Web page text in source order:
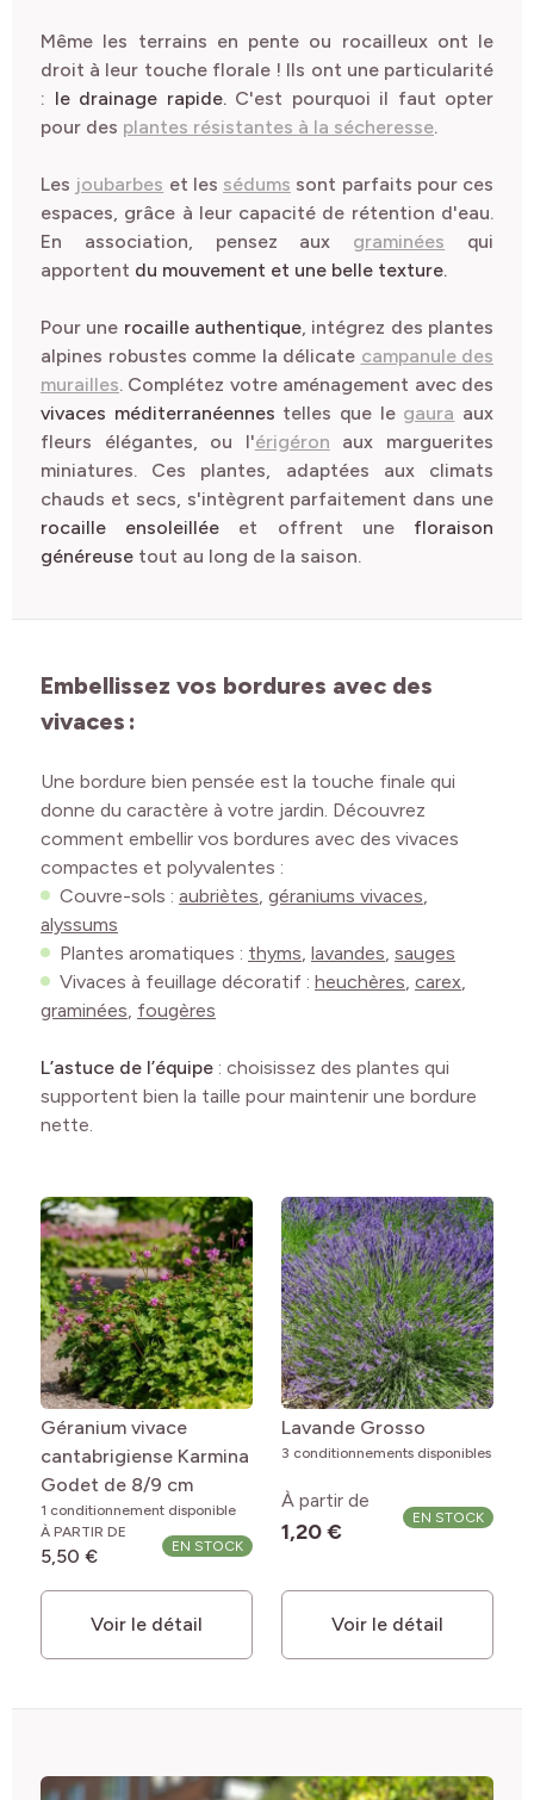
Même les terrains en pente ou rocailleux ont le
droit à leur touche florale ! Ils ont une particularité
: le drainage rapide.C'est pourquoi il faut opter
pour des plantes résistantes à la sécheresse.
Les joubarbes et les sédums sont parfaits pour ces
espaces, grâce à leur capacité de rétention d'eau.
En association, pensez aux graminées qui
apportent du mouvement et une belle texture.
Pour une rocaille authentique, intégrez des plantes
alpines robustes comme la délicate campanule des
murailles. Complétez votre aménagement avec des
vivaces méditerranéennes telles que le gaura aux
fleurs élégantes, ou l'érigéron aux marguerites
miniatures. Ces plantes, adaptées aux climats
chauds et secs, s'intègrent parfaitement dans une
rocaille ensoleillée et offrent une floraison
généreuse tout au long de la saison.
Embellissez vos bordures avec des
vivaces :
Une bordure bien pensée est la touche finale qui
donne du caractère à votre jardin. Découvrez
comment embellir vos bordures avec des vivaces
compactes et polyvalentes :
Couvre-sols : aubriètes, géraniums vivaces,
alyssums
Plantes aromatiques : thyms, lavandes, sauges
Vivaces à feuillage décoratif : heuchères, carex,
graminées, fougères
L’astuce de l’équipe : choisissez des plantes qui
supportent bien la taille pour maintenir une bordure
nette.
Géranium vivace
cantabrigiense Karmina
Godet de 8/9 cm
1 conditionnement disponible
À PARTIR DE
5,50 € EN STOCK
Voir le détail
Lavande Grosso
3 conditionnements disponibles
À partir de
1,20 €
EN STOCK
Voir le détail